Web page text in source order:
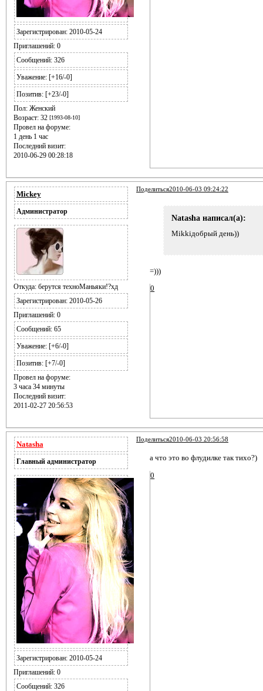
Зарегистрирован: 2010-05-24
Приглашений:0
Сообщений:326
Уважение: [+16/-0]
Позитив:
[+23/-0]
Пол:Женский
Возраст:32 [1993-08-10]
Провел на форуме:
1 день 1 час
Последний визит:
2010-06-29 00:28:18
Поделиться2010-06-03 09:24:22
Mickey
Администратор
Откуда:берутся техноМаньяки!?хд
Зарегистрирован: 2010-05-26
Приглашений:0
Сообщений:65
Уважение: [+6/-0]
Позитив:
[+7/-0]
Провел на форуме:
3 часа 34 минуты
Последний визит:
2011-02-27 20:56:53
Natasha написал(а):
Mikkiдобрый день))
=)))
0
Поделиться2010-06-03 20:56:58
Natasha
Главный администратор
Зарегистрирован: 2010-05-24
Приглашений:0
Сообщений:326
а что это во флудилке так тихо?)
0